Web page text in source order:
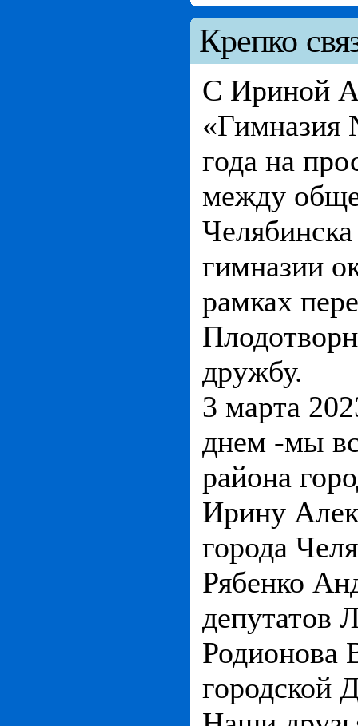
Крепко
С Ириной
«Гимназия
года на
между
гимназии
рамках
дружбу.
3 марта
днем -мы
района
Ирину
города
Рябенко
депутатов
Родионова
городской